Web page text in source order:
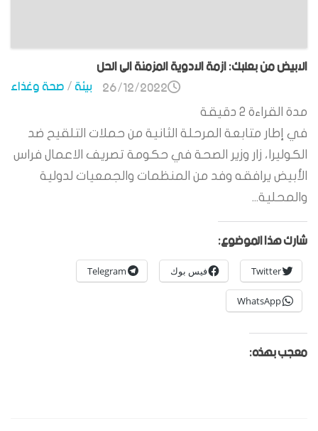
الابيض من بعلبك: ازمة الادوية المزمنة الى الحل
بيئة/صحة وغذاء 26/12/2022
مدة القراءة 2 دقيقة
في إطار متابعة المرحلة الثانية من حملات التلقيح ضد
الكوليرا، زار وزير الصحة في حكومة تصريف الاعمال فراس
الأبيض يرافقه وفد من المنظمات والجمعيات لدولية
والمحلية...
شارك هذا الموضوع:
Twitter فيس بوك Telegram
WhatsApp
معجب بهذه: